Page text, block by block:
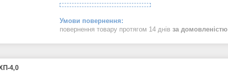
повернення товару протягом 14 днів за домовленістю
4,0